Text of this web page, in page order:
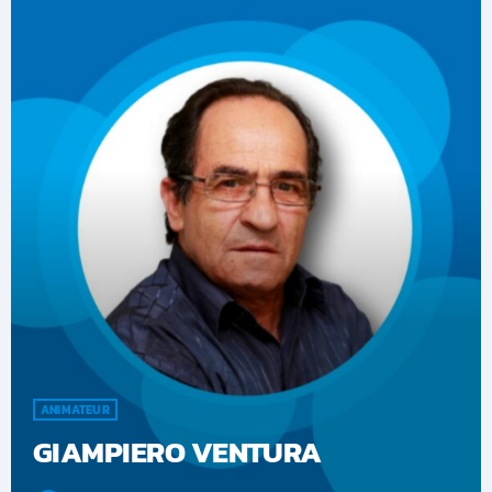
ANIMATEUR
GIAMPIERO VENTURA